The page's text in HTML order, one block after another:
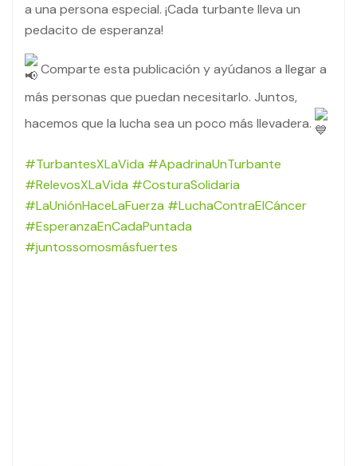
a una persona especial. ¡Cada turbante lleva un
pedacito de esperanza!
Comparte esta publicación y ayúdanos a llegar a
más personas que puedan necesitarlo. Juntos,
hacemos que la lucha sea un poco más llevadera.
#TurbantesXLaVida #ApadrinaUnTurbante
#RelevosXLaVida #CosturaSolidaria
#LaUniónHaceLaFuerza #LuchaContraElCáncer
#EsperanzaEnCadaPuntada
#juntossomosmásfuertes